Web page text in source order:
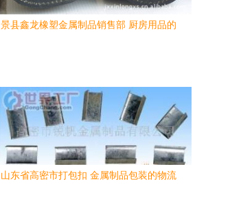
景县鑫龙橡塑金属制品销售部 厨房用品的
山东省高密市打包扣 金属制品包装的物流